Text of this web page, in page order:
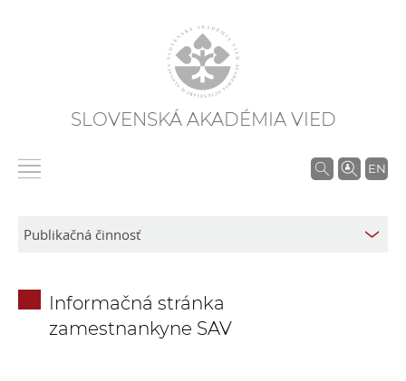
SLOVENSKÁ AKADÉMIA VIED
EN
V
Informačná stránka
zamestnankyne SAV